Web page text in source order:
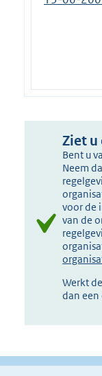
Ziet u
Bent u
Neem
voor de
van de
Werkt
dan